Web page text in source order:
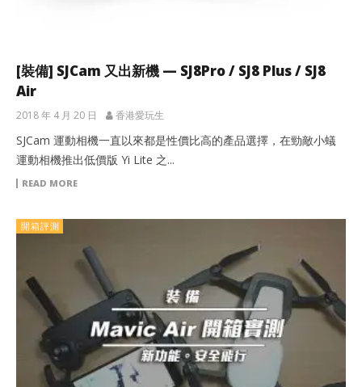
[裝備] SJCam 又出新機 — SJ8Pro / SJ8 Plus / SJ8
Air
2018 年 4 月 20 日 香港愛玩生
SJCam 運動相機一直以來都是性價比高的產品選擇，在勁敵小蟻
運動相機推出低價版 Yi Lite 之...
READ MORE
開箱評測